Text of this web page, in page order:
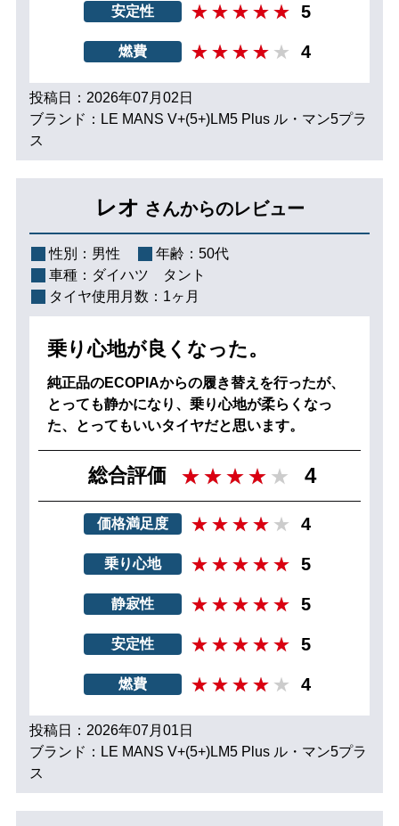
安定性 5
燃費 4
投稿日：2026年07月02日
ブランド：LE MANS V+(5+)LM5 Plus ル・マン5プラ
ス
レオ さんからのレビュー
性別： 男性 年齢： 50代
車種： ダイハツ タント
タイヤ使用月数： 1ヶ月
乗り心地が良くなった。
純正品のECOPIAからの履き替えを行ったが、
とっても静かになり、乗り心地が柔らくなっ
た、とってもいいタイヤだと思います。
総合評価 4
価格満足度 4
乗り心地 5
静寂性 5
安定性 5
燃費 4
投稿日：2026年07月01日
ブランド：LE MANS V+(5+)LM5 Plus ル・マン5プラ
ス